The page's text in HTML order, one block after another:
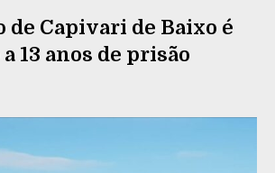
Capivari de Baixo é
13 anos de prisão